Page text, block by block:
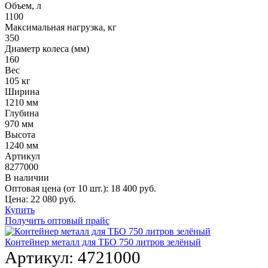
Объем, л
1100
Максимальная нагрузка, кг
350
Диаметр колеса (мм)
160
Вес
105 кг
Ширина
1210 мм
Глубина
970 мм
Высота
1240 мм
Артикул
8277000
В наличии
Оптовая цена (от 10 шт.): 18 400 руб.
Цена: 22 080 руб.
Купить
Получить оптовый прайс
Контейнер металл для ТБО 750 литров зелёный
Артикул: 4721000